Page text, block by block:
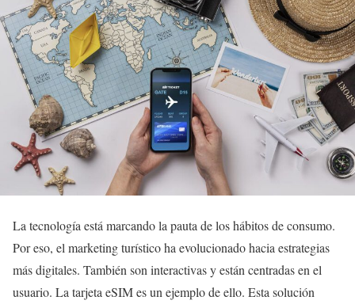
La tecnología está marcando la pauta de los hábitos de consumo.
Por eso, el marketing turístico ha evolucionado hacia estrategias
más digitales. También son interactivas y están centradas en el
usuario. La tarjeta eSIM es un ejemplo de ello. Esta solución